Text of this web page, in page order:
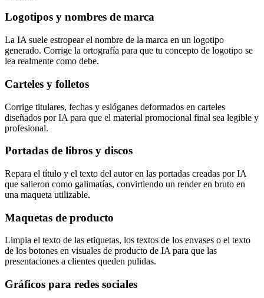
Logotipos y nombres de marca
La IA suele estropear el nombre de la marca en un logotipo
generado. Corrige la ortografía para que tu concepto de logotipo se
lea realmente como debe.
Carteles y folletos
Corrige titulares, fechas y eslóganes deformados en carteles
diseñados por IA para que el material promocional final sea legible y
profesional.
Portadas de libros y discos
Repara el título y el texto del autor en las portadas creadas por IA
que salieron como galimatías, convirtiendo un render en bruto en
una maqueta utilizable.
Maquetas de producto
Limpia el texto de las etiquetas, los textos de los envases o el texto
de los botones en visuales de producto de IA para que las
presentaciones a clientes queden pulidas.
Gráficos para redes sociales